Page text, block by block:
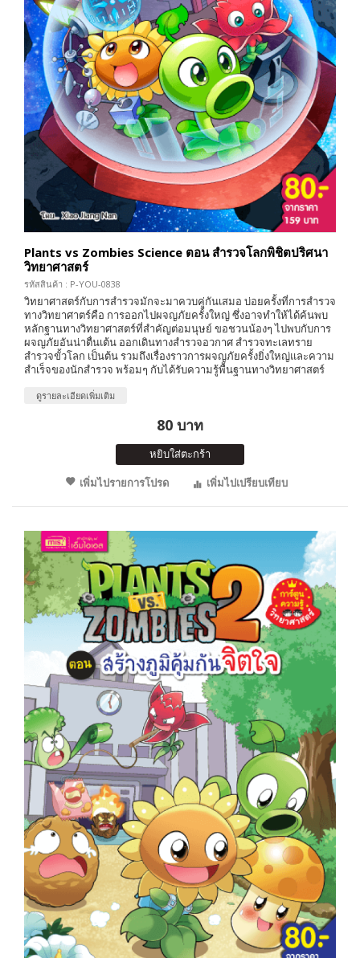
Plants vs Zombies Science ตอน สำรวจโลกพิชิตปริศนา
วิทยาศาสตร์
รหัสสินค้า : P-YOU-0838
วิทยาศาสตร์กับการสำรวจมักจะมาควบคู่กันเสมอ บ่อยครั้งที่การสำรวจ
ทางวิทยาศาตร์คือ การออกไปผจญภัยครั้งใหญ่ ซึ่งอาจทำให้ได้ค้นพบ
หลักฐานทางวิทยาศาสตร์ที่สำคัญต่อมนุษย์ ขอชวนน้องๆ ไปพบกับการ
ผจญภัยอันน่าตื่นเต้น ออกเดินทางสำรวจอวกาศ สำรวจทะเลทราย
สำรวจขั้วโลก เป็นต้น รวมถึงเรื่องราวการผจญภัยครั้งยิ่งใหญ่และความ
สำเร็จของนักสำรวจ พร้อมๆ กับได้รับความรู้พื้นฐานทางวิทยาศาสตร์
ดูรายละเอียดเพิ่มเติม
80 บาท
หยิบใส่ตะกร้า
เพิ่มไปรายการโปรด
เพิ่มไปเปรียบเทียบ